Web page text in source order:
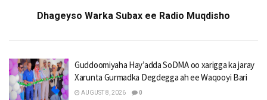
Dhageyso Warka Subax ee Radio Muqdisho
Guddoomiyaha Hay’adda SoDMA oo xarigga ka jaray
Xarunta Gurmadka Degdegga ah ee Waqooyi Bari
AUGUST 8, 2026 0